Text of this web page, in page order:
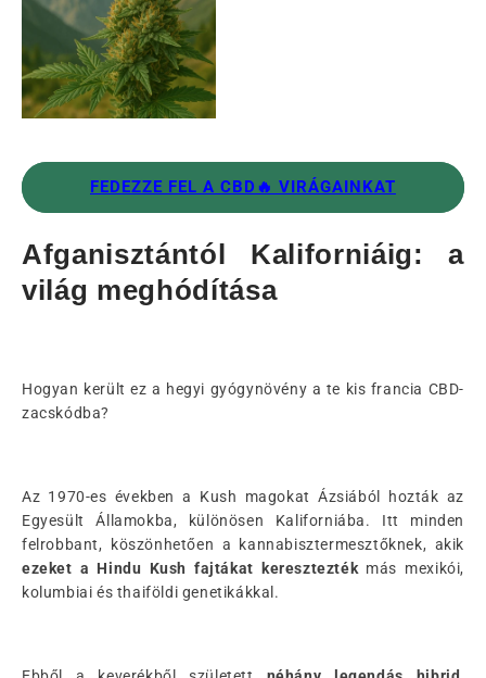
FEDEZZE FEL A CBD🔥 VIRÁGAINKAT
Afganisztántól Kaliforniáig: a
világ meghódítása
Hogyan került ez a hegyi gyógynövény a te kis francia CBD-
zacskódba?
Az 1970-es években a Kush magokat Ázsiából hozták az
Egyesült Államokba, különösen Kaliforniába. Itt minden
felrobbant, köszönhetően a kannabisztermesztőknek, akik
ezeket a Hindu Kush fajtákat
keresztezték más mexikói,
kolumbiai és thaiföldi genetikákkal.